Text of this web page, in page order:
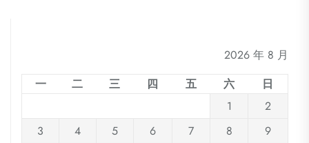
2026 年 8 月
一
二 三 四 五 六
日
1
2
3
4 5 6 7 8
9